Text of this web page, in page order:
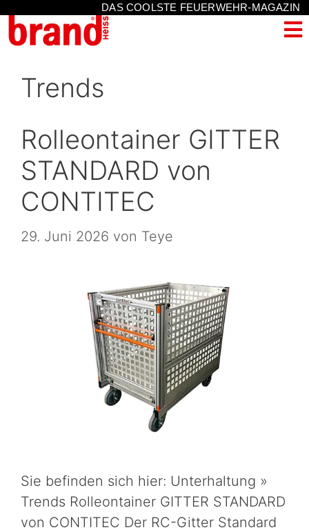
DAS COOLSTE FEUERWEHR-MAGAZIN
Trends
Rolleontainer GITTER
STANDARD von
CONTITEC
29. Juni 2026 von Teye
Sie befinden sich hier: Unterhaltung »
Trends Rolleontainer GITTER STANDARD
von CONTITEC Der RC-Gitter Standard